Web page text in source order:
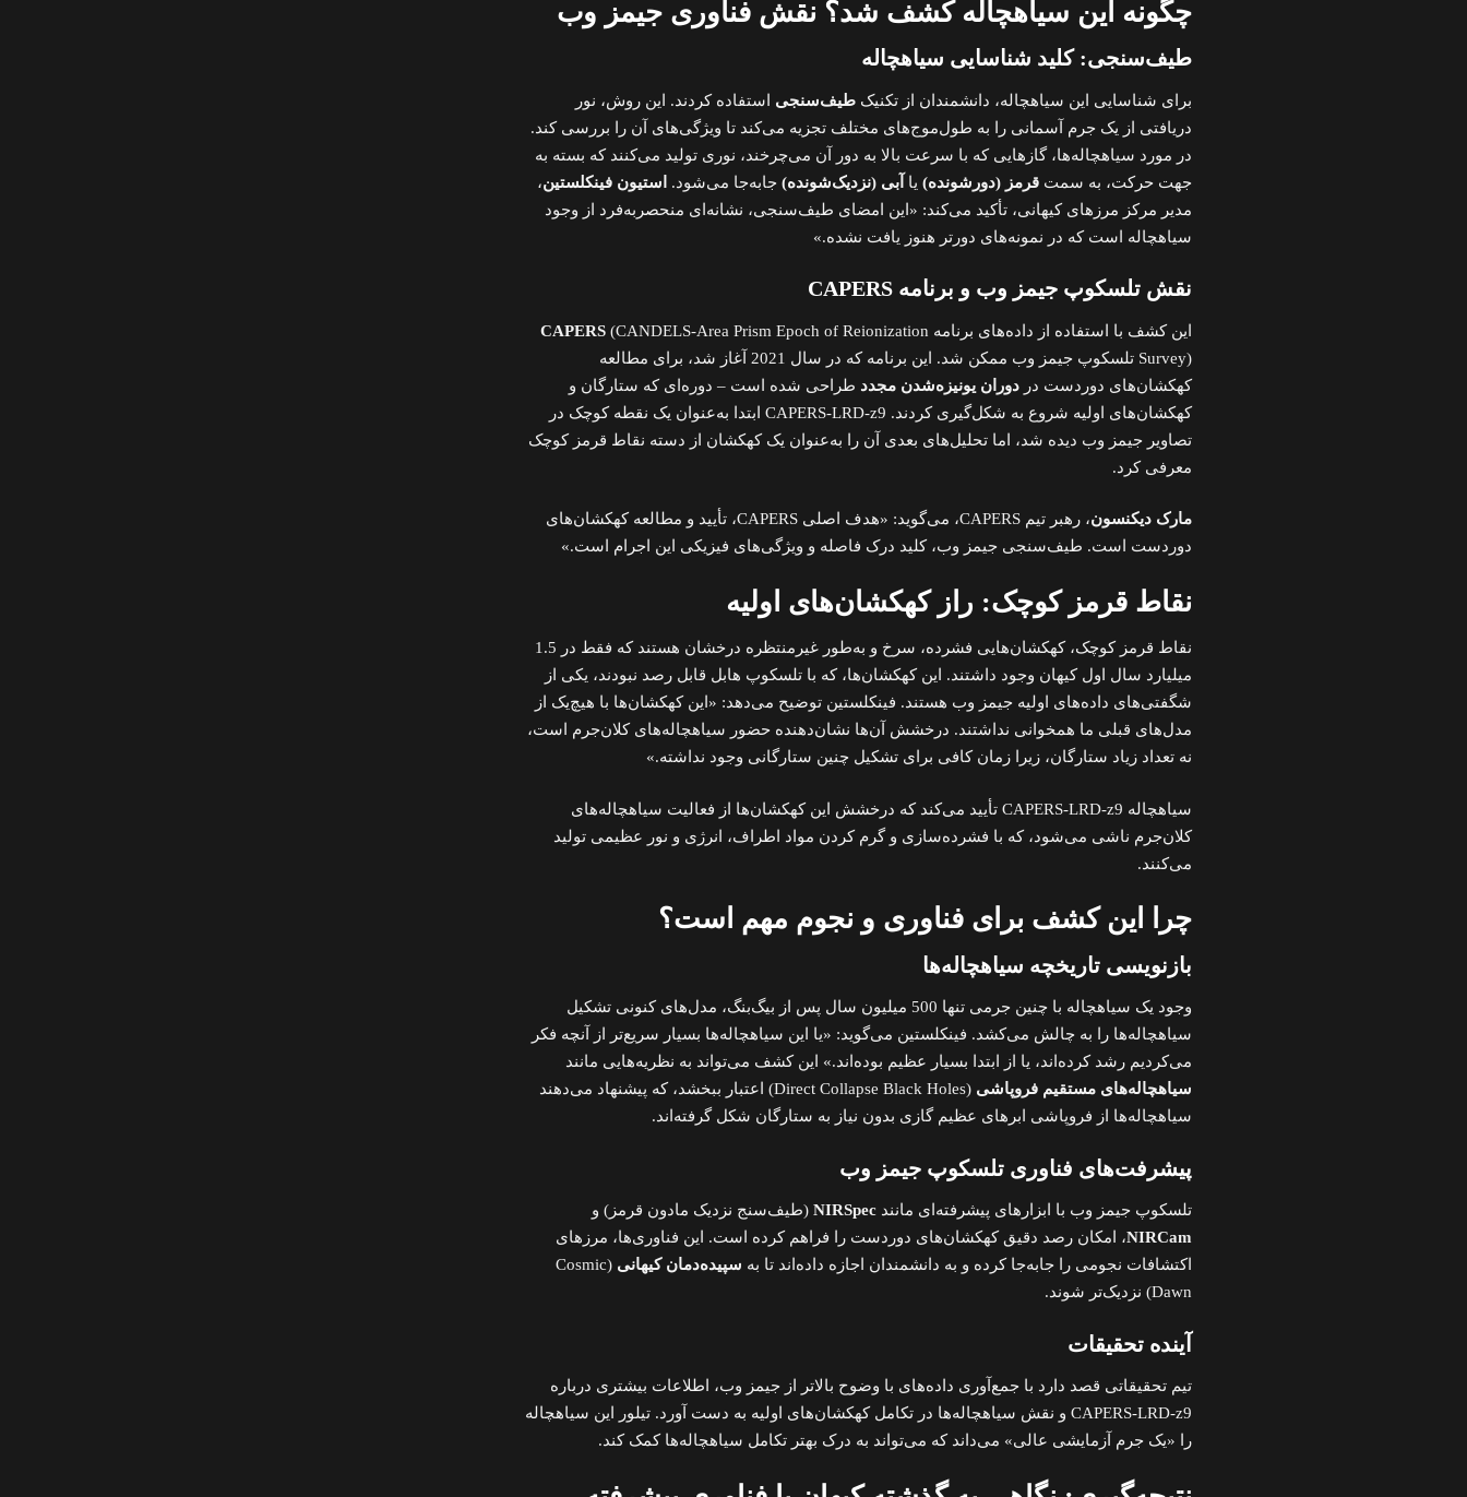
چگونه این سیاهچاله کشف شد؟ نقش فناوری جیمز وب
طیف‌سنجی: کلید شناسایی سیاهچاله
برای شناسایی این سیاهچاله، دانشمندان از تکنیک طیف‌سنجی استفاده کردند. این روش، نور
دریافتی از یک جرم آسمانی را به طول‌موج‌های مختلف تجزیه می‌کند تا ویژگی‌های آن را بررسی کند.
در مورد سیاهچاله‌ها، گازهایی که با سرعت بالا به دور آن می‌چرخند، نوری تولید می‌کنند که بسته به
جهت حرکت، به سمت قرمز (دورشونده) یا آبی (نزدیک‌شونده) جابه‌جا می‌شود. استیون فینکلستین،
مدیر مرکز مرزهای کیهانی، تأکید می‌کند: «این امضای طیف‌سنجی، نشانه‌ای منحصربه‌فرد از وجود
سیاهچاله است که در نمونه‌های دورتر هنوز یافت نشده.»
نقش تلسکوپ جیمز وب و برنامه CAPERS
این کشف با استفاده از داده‌های برنامه CAPERS (CANDELS-Area Prism Epoch of Reionization
Survey) تلسکوپ جیمز وب ممکن شد. این برنامه که در سال 2021 آغاز شد، برای مطالعه
کهکشان‌های دوردست در دوران یونیزه‌شدن مجدد طراحی شده است – دوره‌ای که ستارگان و
کهکشان‌های اولیه شروع به شکل‌گیری کردند. CAPERS-LRD-z9 ابتدا به‌عنوان یک نقطه کوچک در
تصاویر جیمز وب دیده شد، اما تحلیل‌های بعدی آن را به‌عنوان یک کهکشان از دسته نقاط قرمز کوچک
معرفی کرد.
مارک دیکنسون
، رهبر تیم CAPERS، می‌گوید: «هدف اصلی CAPERS، تأیید و مطالعه کهکشان‌های
دوردست است. طیف‌سنجی جیمز وب، کلید درک فاصله و ویژگی‌های فیزیکی این اجرام است.»
نقاط قرمز کوچک: راز کهکشان‌های اولیه
نقاط قرمز کوچک، کهکشان‌هایی فشرده، سرخ و به‌طور غیرمنتظره درخشان هستند که فقط در 1.5
میلیارد سال اول کیهان وجود داشتند. این کهکشان‌ها، که با تلسکوپ هابل قابل رصد نبودند، یکی از
شگفتی‌های داده‌های اولیه جیمز وب هستند. فینکلستین توضیح می‌دهد: «این کهکشان‌ها با هیچ‌یک از
مدل‌های قبلی ما همخوانی نداشتند. درخشش آن‌ها نشان‌دهنده حضور سیاهچاله‌های کلان‌جرم است،
نه تعداد زیاد ستارگان، زیرا زمان کافی برای تشکیل چنین ستارگانی وجود نداشته.»
سیاهچاله CAPERS-LRD-z9 تأیید می‌کند که درخشش این کهکشان‌ها از فعالیت سیاهچاله‌های
کلان‌جرم ناشی می‌شود، که با فشرده‌سازی و گرم کردن مواد اطراف، انرژی و نور عظیمی تولید
می‌کنند.
چرا این کشف برای فناوری و نجوم مهم است؟
بازنویسی تاریخچه سیاهچاله‌ها
وجود یک سیاهچاله با چنین جرمی تنها 500 میلیون سال پس از بیگ‌بنگ، مدل‌های کنونی تشکیل
سیاهچاله‌ها را به چالش می‌کشد. فینکلستین می‌گوید: «یا این سیاهچاله‌ها بسیار سریع‌تر از آنچه فکر
می‌کردیم رشد کرده‌اند، یا از ابتدا بسیار عظیم بوده‌اند.» این کشف می‌تواند به نظریه‌هایی مانند
سیاهچاله‌های مستقیم فروپاشی
(Direct Collapse Black Holes) اعتبار ببخشد، که پیشنهاد می‌دهند
سیاهچاله‌ها از فروپاشی ابرهای عظیم گازی بدون نیاز به ستارگان شکل گرفته‌اند.
پیشرفت‌های فناوری تلسکوپ جیمز وب
تلسکوپ جیمز وب با ابزارهای پیشرفته‌ای مانند NIRSpec (طیف‌سنج نزدیک مادون قرمز) و
NIRCam، امکان رصد دقیق کهکشان‌های دوردست را فراهم کرده است. این فناوری‌ها، مرزهای
اکتشافات نجومی را جابه‌جا کرده و به دانشمندان اجازه داده‌اند تا به سپیده‌دمان کیهانی
(Cosmic
Dawn) نزدیک‌تر شوند.
آینده تحقیقات
تیم تحقیقاتی قصد دارد با جمع‌آوری داده‌های با وضوح بالاتر از جیمز وب، اطلاعات بیشتری درباره
CAPERS-LRD-z9 و نقش سیاهچاله‌ها در تکامل کهکشان‌های اولیه به دست آورد. تیلور این سیاهچاله
را «یک جرم آزمایشی عالی» می‌داند که می‌تواند به درک بهتر تکامل سیاهچاله‌ها کمک کند.